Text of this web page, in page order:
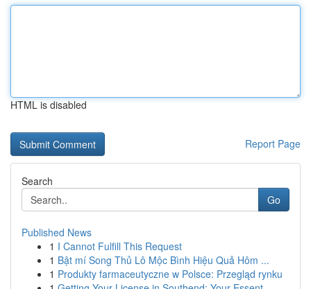
HTML is disabled
Report Page
Search
Go
Published News
1 I Cannot Fulfill This Request
1 Bật mí Song Thủ Lô Mộc Bình Hiệu Quả Hôm ...
1 Produkty farmaceutyczne w Polsce: Przegląd rynku